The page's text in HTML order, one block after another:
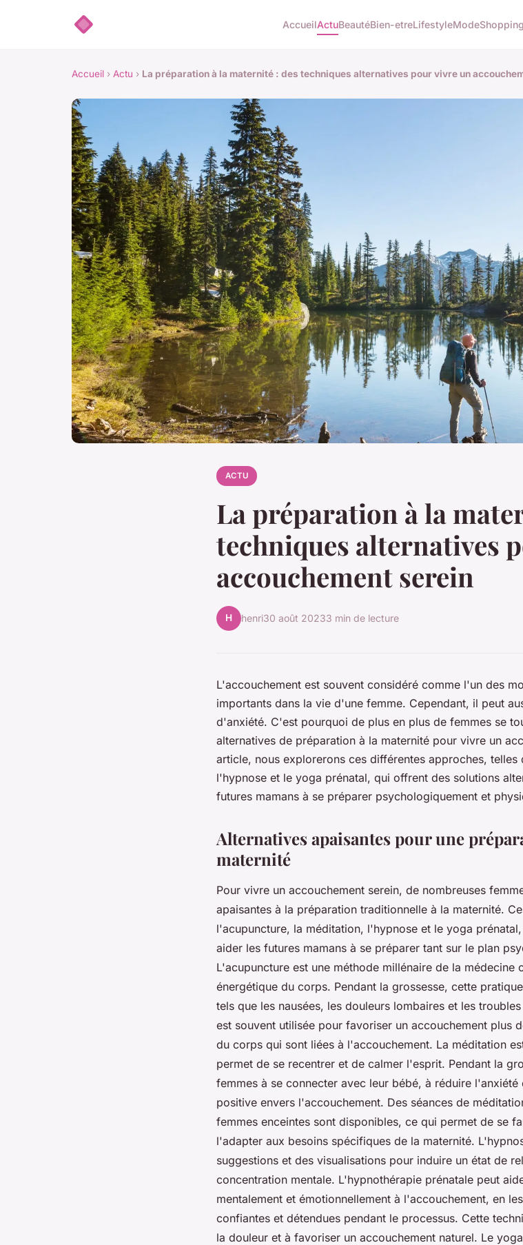
AccueilActuBeautéBien-etreLifestyleModeShopping
Accueil › Actu › La préparation à la maternité : des techniques alternatives pour vivre un
ACTU
La préparation à la
techniques alternatives
accouchement serein
H henri30 août 20233 min de lecture
L'accouchement est souvent considéré comme l'un des
importants dans la vie d'une femme. Cependant, il peut
d'anxiété. C'est pourquoi de plus en plus de femmes se
alternatives de préparation à la maternité pour vivre un
article, nous explorerons ces différentes approches,
l'hypnose et le yoga prénatal, qui offrent des solutions
futures mamans à se préparer psychologiquement et
Alternatives apaisantes pour une
maternité
Pour vivre un accouchement serein, de nombreuses
apaisantes à la préparation traditionnelle à la maternité.
l'acupuncture, la méditation, l'hypnose et le yoga
aider les futures mamans à se préparer tant sur le plan
L'acupuncture est une méthode millénaire de la
énergétique du corps. Pendant la grossesse, cette
tels que les nausées, les douleurs lombaires et les
est souvent utilisée pour favoriser un accouchement plus
du corps qui sont liées à l'accouchement. La méditation
permet de se recentrer et de calmer l'esprit. Pendant la
femmes à se connecter avec leur bébé, à réduire
positive envers l'accouchement. Des séances de
femmes enceintes sont disponibles, ce qui permet de se
l'adapter aux besoins spécifiques de la maternité.
suggestions et des visualisations pour induire un état de
concentration mentale. L'hypnothérapie prénatale peut
mentalement et émotionnellement à l'accouchement, en
confiantes et détendues pendant le processus. Cette
la douleur et à favoriser un accouchement naturel. Le